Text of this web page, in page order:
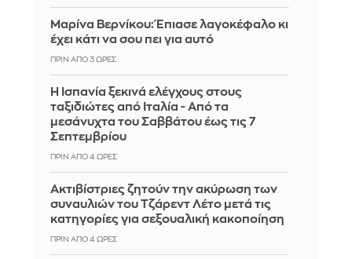
Μαρίνα Βερνίκου: Έπιασε λαγοκέφαλο κι
έχει κάτι να σου πει για αυτό
ΠΡΙΝ ΑΠΌ 3 ΏΡΕΣ
Η Ισπανία ξεκινά ελέγχους στους
ταξιδιώτες από Ιταλία - Από τα
μεσάνυχτα του Σαββάτου έως τις 7
Σεπτεμβρίου
ΠΡΙΝ ΑΠΌ 4 ΏΡΕΣ
Ακτιβίστριες ζητούν την ακύρωση των
συναυλιών του Τζάρεντ Λέτο μετά τις
κατηγορίες για σεξουαλική κακοποίηση
ΠΡΙΝ ΑΠΌ 4 ΏΡΕΣ